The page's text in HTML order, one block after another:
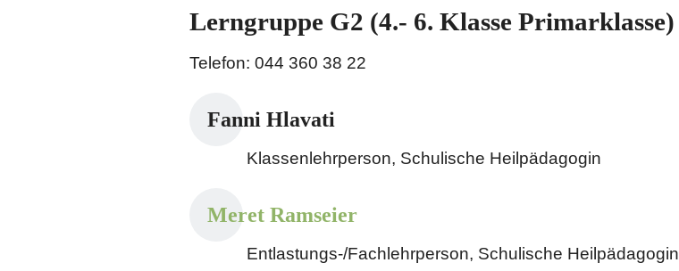
Lerngruppe G2 (4.- 6. Klasse Primarklasse)
Telefon: 044 360 38 22
Fanni Hlavati
Klassenlehrperson, Schulische Heilpädagogin
Meret Ramseier
Entlastungs-/Fachlehrperson, Schulische Heilpädagogin